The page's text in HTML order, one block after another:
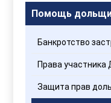
Помощь
Банкротство
Права
Защита прав